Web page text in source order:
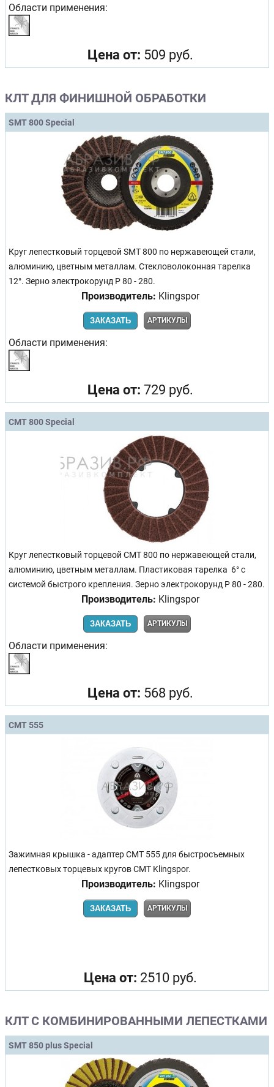
Области применения:
Цена от: 509 руб.
КЛТ ДЛЯ ФИНИШНОЙ ОБРАБОТКИ
SMT 800 Special
Круг лепестковый торцевой SMT 800 по нержавеющей стали,
алюминию, цветным металлам. Стекловолоконная тарелка
12°. Зерно электрокорунд P 80 - 280.
Производитель: Klingspor
ЗАКАЗАТЬ АРТИКУЛЫ
Области применения:
Цена от: 729 руб.
CMT 800 Special
Круг лепестковый торцевой CMT 800 по нержавеющей стали,
алюминию, цветным металлам. Пластиковая тарелка 6° с
системой быстрого крепления. Зерно электрокорунд P 80 - 280.
Производитель: Klingspor
ЗАКАЗАТЬ АРТИКУЛЫ
Области применения:
Цена от: 568 руб.
CMT 555
Зажимная крышка - адаптер CMT 555 для быстросъемных
лепестковых торцевых кругов СМТ Klingspor.
Производитель: Klingspor
ЗАКАЗАТЬ АРТИКУЛЫ
Цена от: 2510 руб.
КЛТ С КОМБИНИРОВАННЫМИ ЛЕПЕСТКАМИ
SMT 850 plus Special